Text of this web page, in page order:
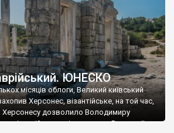
ЮНЕСКО
місяців облоги, Великий київський
Херсонес, візантійське, на той час,
Херсонесу дозволило Володимиру
візантійському імператору Василю ІІ, та